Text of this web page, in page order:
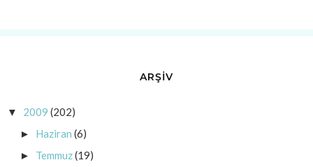
ARŞİV
▼ 2009 (202)
► Haziran (6)
► Temmuz(19)